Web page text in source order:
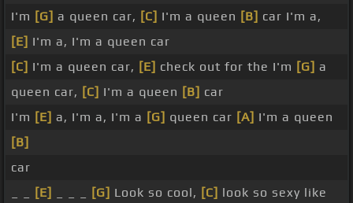
I'm [G] a queen car, [C] I'm a queen [B] car I'm a,
[E] I'm a, I'm a queen car
[C] I'm a queen car, [E] check out for the I'm [G] a
queen car, [C] I'm a queen [B] car
I'm [E] a, I'm a, I'm a [G] queen car [A] I'm a queen
[B]
car
[E] [G] Look so cool, [C] look so sexy like